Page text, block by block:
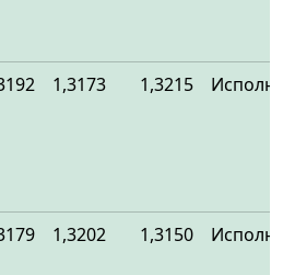
1,3173 1,3215
1,3202 1,3150